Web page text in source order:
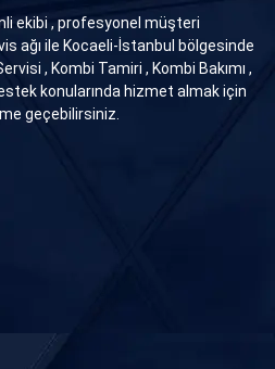
ekibi , profesyonel müşteri
ağı ile Kocaeli-İstanbul bölgesinde
, Kombi Tamiri , Kombi Bakımı ,
konularında hizmet almak için
geçebilirsiniz.